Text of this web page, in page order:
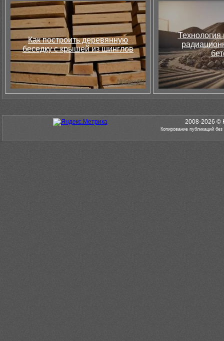
Как построить деревянную
беседку с крышей из шинглов
Технология
2008-2026 ©
Копирование публикаций